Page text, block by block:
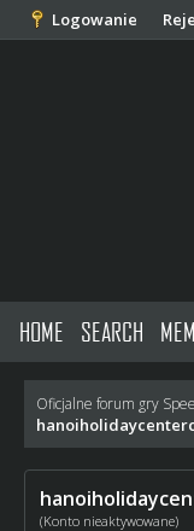
Logowanie
HOME SEARCH
Oficjalne forum gry
(Konto nieaktywowane)